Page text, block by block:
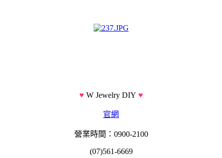
♥ W Jewelry DIY ♥
官網
營業時間：0900-2100
(07)561-6669